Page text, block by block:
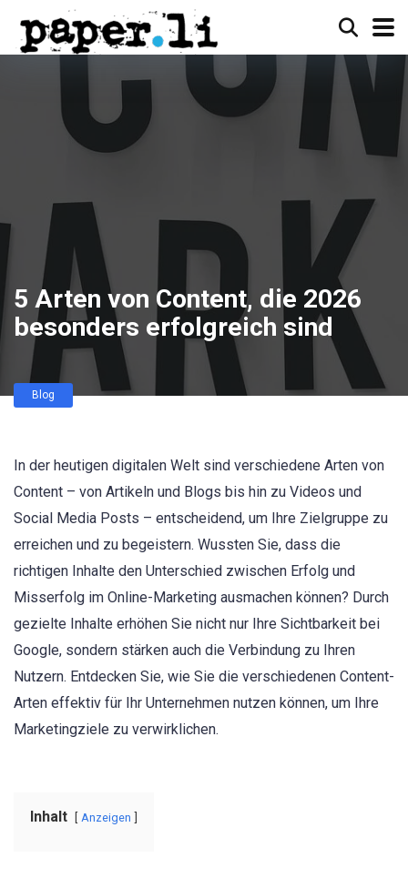
5 Arten von Content, die 2026
besonders erfolgreich sind
Blog
In der heutigen digitalen Welt sind verschiedene Arten von
Content – von Artikeln und Blogs bis hin zu Videos und
Social Media Posts – entscheidend, um Ihre Zielgruppe zu
erreichen und zu begeistern. Wussten Sie, dass die
richtigen Inhalte den Unterschied zwischen Erfolg und
Misserfolg im Online-Marketing ausmachen können? Durch
gezielte Inhalte erhöhen Sie nicht nur Ihre Sichtbarkeit bei
Google, sondern stärken auch die Verbindung zu Ihren
Nutzern. Entdecken Sie, wie Sie die verschiedenen Content-
Arten effektiv für Ihr Unternehmen nutzen können, um Ihre
Marketingziele zu verwirklichen.
Inhalt Anzeigen